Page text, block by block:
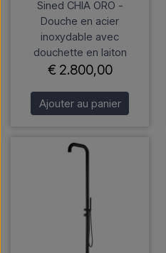
Sined CHIA ORO -
Douche en acier
inoxydable avec
douchette en laiton
€ 2.800,00
Ajouter au panier